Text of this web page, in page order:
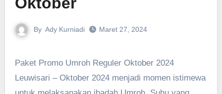
By Ady Kurniadi Maret 27, 2024
Paket Promo Umroh Reguler Oktober 2024
Leuwisari – Oktober 2024 menjadi momen istimewa